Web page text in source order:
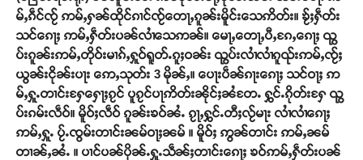
မ်ႇၵဵင်ၸႂ် ဢမ်ႇႁၼ်ထိုင်ၵၢင်ၸႂ်တေႃႇၵူၼ်းမိူင်းသေဢိတ်း။ ၶႂ်ႈႁဵတ်း
သင်ၵေႃႈ ဢမ်ႇႁဵတ်းပၼ်လၢႆသေဢၼ်။ မေႃႇတေႃႇပီႇၵႄႇၵေႃႈ ၺွ
ပ်းၵူၼ်းဢမ်ႇတိုဝ်းမၢၵ်ႇႁူဝ်ရူတ်ႉၵူႈဝၼ်း ၺွပ်းလၢႆလၢႆၵူၺ်းဢမ်ႇၸႂ်ႈ
ယွၼ်းငိုၼ်းပႃး ဢေႇသုတ်း 3 မိုၼ်ႇ။ ပေႃးပဵၼ်ၵႃးၵေႃႈ သင်ဝႃႈ ဢ
မ်ႇႁူႉတၢင်းႁႄႁေႃႈၵႂင် ပူၵႂင်ပႃဢိတ်းၼိုင်ႈၼႆတႄႉ ႁွင်ႉၵိုတ်းႁႄ ၺွ
ပ်းၵမ်းလဵဝ်။ မိူဝ်ႈလဵဝ် ၵူၼ်းၶဝ်ၼႆႉ ၵႂႃႇႁွင်ႉတီႈလႂ်မႃး လၢႆလၢႆၵေႃႈ
ဢမ်ႇႁူႉ ပႂ်ႉၸွမ်းတၢင်းၼမ်ဝႃႈၼမ် ။ မိူဝ်ႈ ဢွၼ်တၢင်း ဢမ်ႇၼမ်
တၢၼ်ႇၼႆႉ ။ ပၢင်ပၼ်ပိုၼ်ႉႁူႉသဵၼ်ႈတၢင်းၵေႃႈ ၶဝ်ဢမ်ႇႁဵတ်းပၼ်